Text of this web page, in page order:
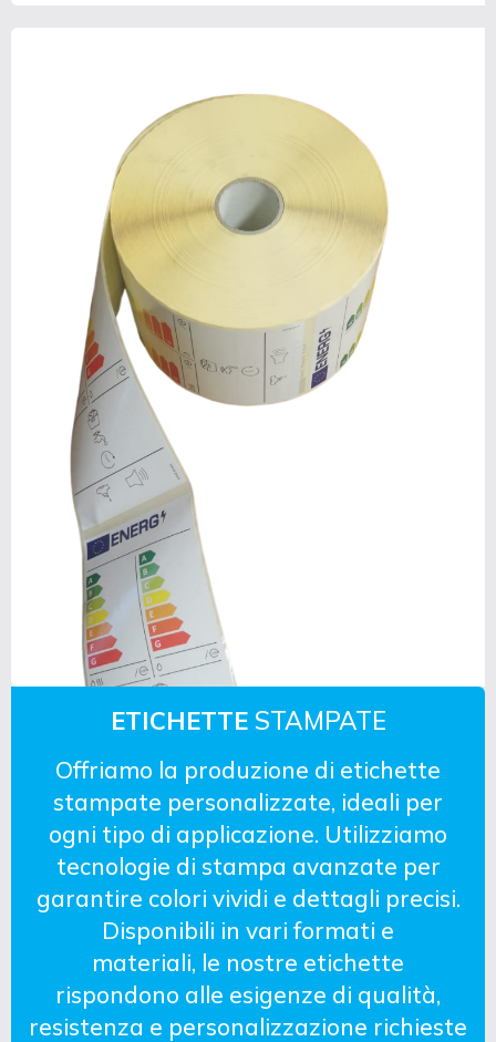
ETICHETTESTAMPATE
Offriamo la produzione di etichette
stampate personalizzate, ideali per
ogni tipo di applicazione. Utilizziamo
tecnologie di stampa avanzate per
garantire colori vividi e dettagli precisi.
Disponibili in vari formati e
materiali, le nostre etichette
rispondono alle esigenze di qualità,
resistenza e personalizzazione richieste